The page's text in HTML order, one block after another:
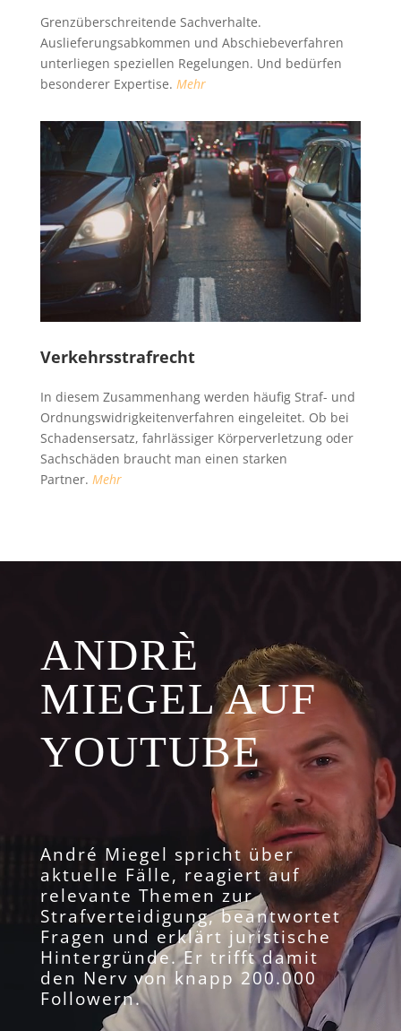
Grenzüberschreitende Sachverhalte.
Auslieferungsabkommen und Abschiebeverfahren
unterliegen speziellen Regelungen. Und bedürfen
besonderer Expertise. Mehr
Verkehrsstrafrecht
In diesem Zusammenhang werden häufig Straf- und
Ordnungswidrigkeitenverfahren eingeleitet. Ob bei
Schadensersatz, fahrlässiger Körperverletzung oder
Sachschäden braucht man einen starken
Partner. Mehr
ANDRÈ
MIEGEL AUF
YOUTUBE
André Miegel spricht über
aktuelle Fälle, reagiert auf
relevante Themen zur
Strafverteidigung, beantwortet
Fragen und erklärt juristische
Hintergründe. Er trifft damit
den Nerv von knapp 200.000
Followern.